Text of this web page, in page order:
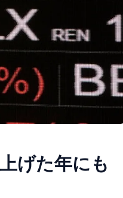
げた年にも